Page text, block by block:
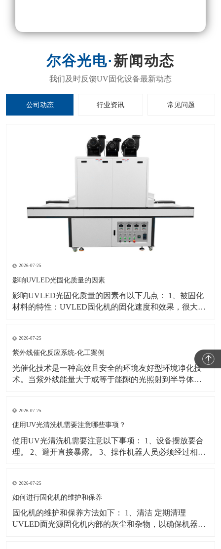
新闻动态
公司动态 行业资讯 常见问题
2026-07-25
影响UVLED光固化质量的因素
影响UVLED光固化质量的因素有以下几点： 1、被固化
材料的特性：UVLED固化机的固化速度和效果，很大部
的厚度内吸收进波长的多少。 3、温度：环境温度及被固
化材料的温度等都会影响光固化质量。 4、
2026-07-25
紫外线催化反应系统-化工案例
光催化技术是一种高效且安全的环境友好型环境净化技
术。当紫外线能量大于或等于能隙的光照射到半导体纳
由于纳米材料中存在大量的缺陷和悬键，这些缺陷和悬
键能俘获电子或空穴并阻止电子和空穴的重新复合。 这
些被俘
2026-07-25
使用UV光清洗机需要注意哪些事项？
使用UV光清洗机需要注意以下事项： 1、设备摆放要合
理。 2、避开直接暴露。 3、操作机器人员必须经过相关
检查导轨和滑块清洁状况，每月注润滑油一次。 6、UV
灯至少每月清理一次过滤网和扇叶的墨迹
2026-07-25
如何进行固化机的维护和保养
固化机的维护和保养方法如下： 1、清洁 定期清理
UVLED面光源固化机内部的灰尘和杂物，以确保机器内